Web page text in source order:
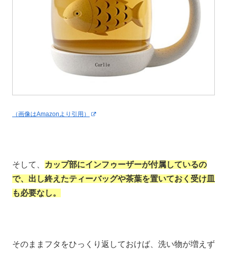
（画像はAmazonより引用）
そして、
カップ部にインフゥーザーが付属しているの
で、出し終えたティーバッグや茶葉を置いておく受け皿
も必要なし。
そのままフタをひっくり返しておけば、洗い物が増えず